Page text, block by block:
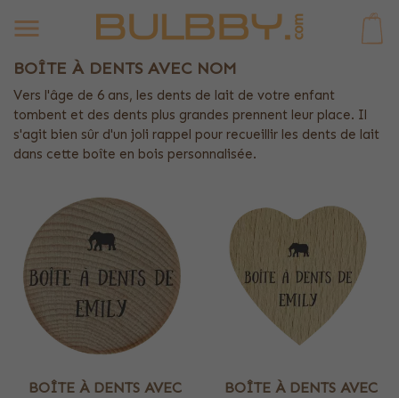
BOÎTE À DENTS AVEC NOM
Vers l'âge de 6 ans, les dents de lait de votre enfant
tombent et des dents plus grandes prennent leur place. Il
s'agit bien sûr d'un joli rappel pour recueillir les dents de lait
dans cette boîte en bois personnalisée.
BOÎTE À DENTS AVEC
BOÎTE À DENTS AVEC